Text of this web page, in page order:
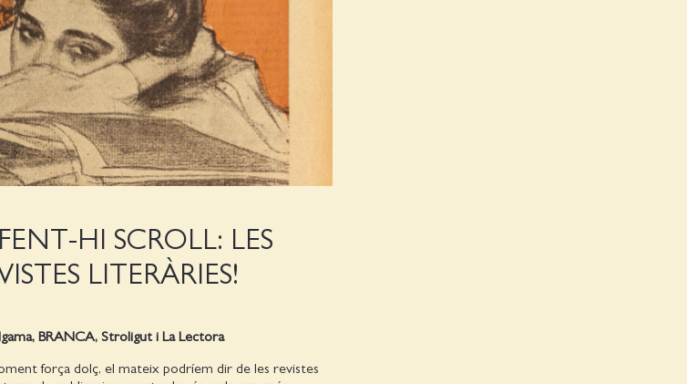
HI SCROLL: LES
LITERÀRIES!
BRANCA, Stroligut i La Lectora
força dolç, el mateix podríem dir de les revistes